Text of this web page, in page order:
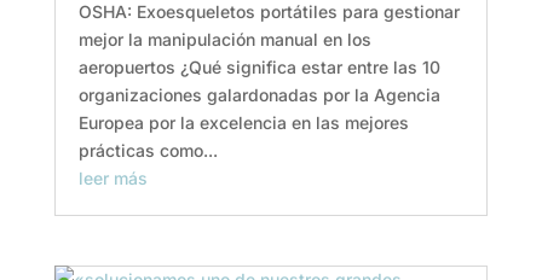
OSHA: Exoesqueletos portátiles para gestionar
mejor la manipulación manual en los
aeropuertos ¿Qué significa estar entre las 10
organizaciones galardonadas por la Agencia
Europea por la excelencia en las mejores
prácticas como...
leer más